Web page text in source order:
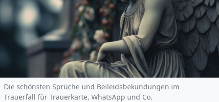
Die schönsten Sprüche und Beileidsbekundungen im
Trauerfall für Trauerkarte, WhatsApp und Co.